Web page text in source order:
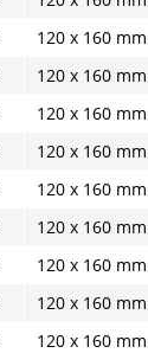
120 x 160 mm
120 x 160 mm
120 x 160 mm
120 x 160 mm
120 x 160 mm
120 x 160 mm
120 x 160 mm
120 x 160 mm
120 x 160 mm